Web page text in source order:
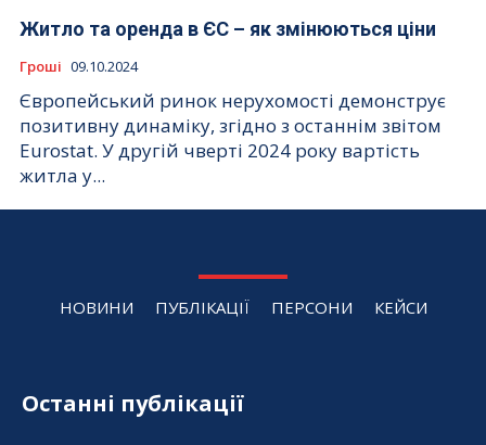
Житло та оренда в ЄС – як змінюються ціни
Гроші 09.10.2024
Європейський ринок нерухомості демонструє
позитивну динаміку, згідно з останнім звітом
Eurostat. У другій чверті 2024 року вартість
житла у...
НОВИНИ ПУБЛІКАЦІЇ ПЕРСОНИ КЕЙСИ
Останні публікації